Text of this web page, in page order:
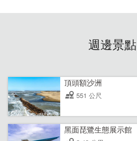
週邊景點
頂頭額沙洲
551 公尺
黑面琵鷺生態展示館